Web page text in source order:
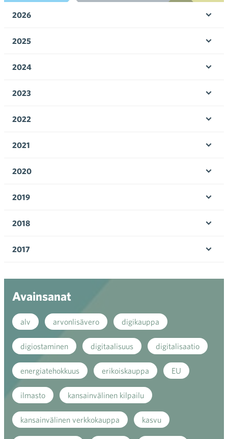
2026
2025
2024
2023
2022
2021
2020
2019
2018
2017
Avainsanat
alv arvonlisävero digikauppa
digiostaminen digitaalisuus digitalisaatio
energiatehokkuus erikoiskauppa EU
ilmasto kansainvälinen kilpailu
kansainvälinen verkkokauppa kasvu